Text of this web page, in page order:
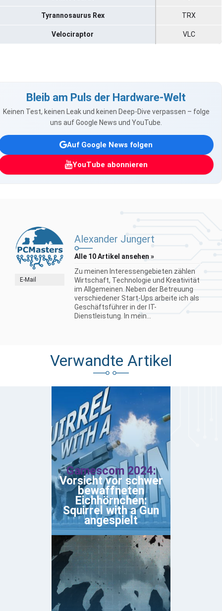
Tyrannosaurus Rex TRX
Velociraptor VLC
Bleib am Puls der Hardware-Welt
Keinen Test, keinen Leak und keinen Deep-Dive verpassen – folge
uns auf Google News und YouTube.
Auf Google News folgen
YouTube abonnieren
E-Mail
Alexander Jungert
Alle 10 Artikel ansehen »
Zu meinen Interessengebieten zählen
Wirtschaft, Technologie und Kreativität
im Allgemeinen. Neben der Betreuung
verschiedener Start-Ups arbeite ich als
Geschäftsführer in der IT-
Dienstleistung. In mein...
Verwandte Artikel
Gamescom 2024:
Vorsicht vor schwer
bewaffneten
Eichhörnchen:
Squirrel with a Gun
angespielt